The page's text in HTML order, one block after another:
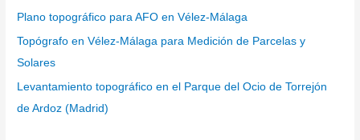
Plano topográfico para AFO en Vélez-Málaga
Topógrafo en Vélez-Málaga para Medición de Parcelas y
Solares
Levantamiento topográfico en el Parque del Ocio de Torrejón
de Ardoz (Madrid)